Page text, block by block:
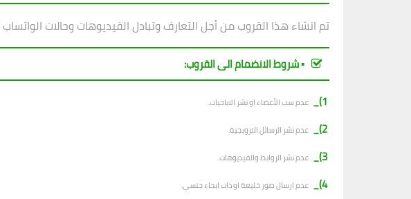
تم انشاء هذا القروب من أجل التعارف وتبادل الفيديوهات وحالات
▪︎ شروط الانضمام الى القروب:
1)_
عدم سب الأعضاء او نشر الاباحيات.
2)_ عدم نشر الرسائل الترويجية.
3)_ عدم نشر الروابط والفيديوهات.
4)_ عدم ارسال صور خليعة او ذات ايحاء جنسي.